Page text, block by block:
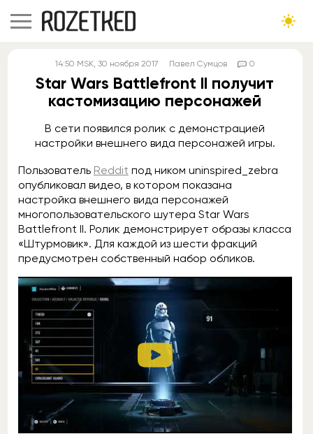
14:50 MSK, 30 ноября 2017 Павел Сумцов 0
Star Wars Battlefront II получит
кастомизацию персонажей
В сети появился ролик с демонстрацией
настройки внешнего вида персонажей игры.
Пользователь Reddit под ником uninspired_zebra
опубликовал видео, в котором показана
настройка внешнего вида персонажей
многопользовательского шутера Star Wars
Battlefront II. Ролик демонстрирует образы класса
«Штурмовик». Для каждой из шести фракций
предусмотрен собственный набор обликов.